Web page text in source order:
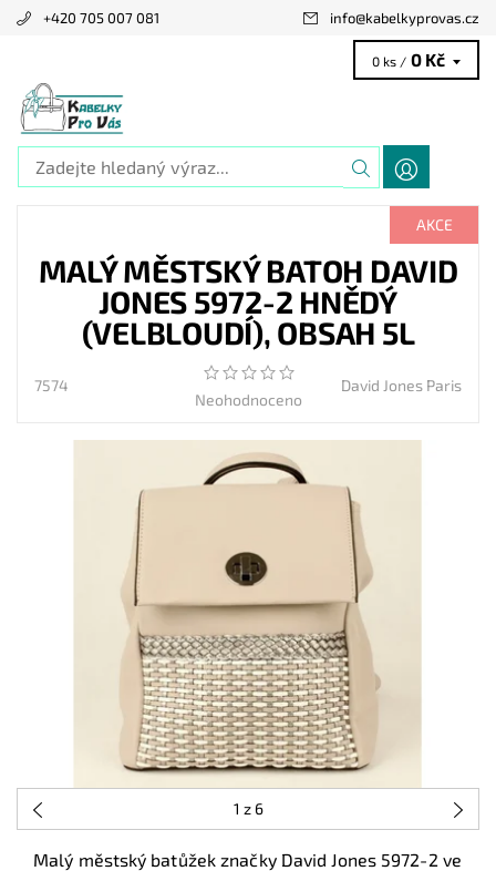
+420 705 007 081 info@kabelkyprovas.cz
0 ks / 0 Kč
AKCE
MALÝ MĚSTSKÝ BATOH DAVID
JONES 5972-2 HNĚDÝ
(VELBLOUDÍ), OBSAH 5L
7574
Neohodnoceno
David Jones Paris
1 z 6
Malý městský batůžek značky David Jones 5972-2 ve